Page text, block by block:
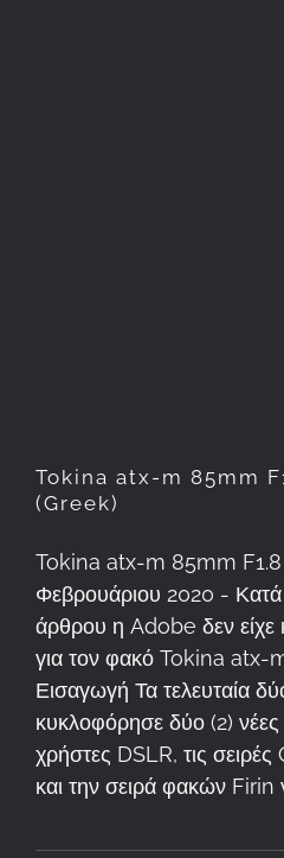
Tokina atx-m 85mm
(Greek)
Tokina atx-m 85mm
Φεβρουάριου 2020 -
άρθρου η Adobe δεν είχε
για τον φακό Tokina atx-
Εισαγωγή Τα τελευταία
κυκλοφόρησε δύο (2)
χρήστες DSLR, τις
και την σειρά φακών Firin